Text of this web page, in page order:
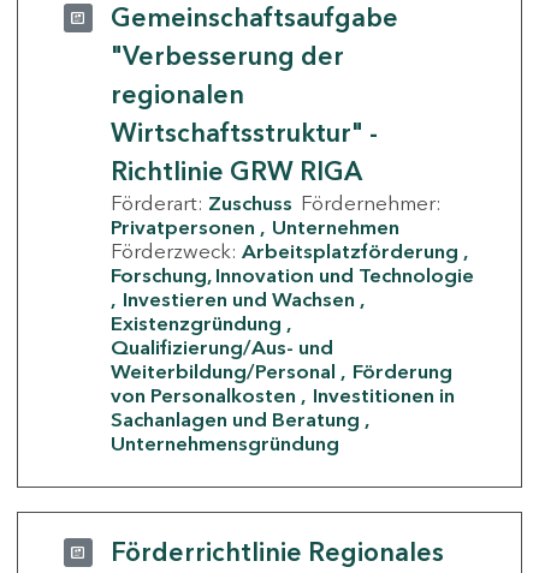
Gemeinschaftsaufgabe
"Verbesserung der
regionalen
Wirtschaftsstruktur" -
Richtlinie GRW RIGA
Förderart: Zuschuss Fördernehmer:
Privatpersonen
Unternehmen
Förderzweck: Arbeitsplatzförderung
Forschung, Innovation und Technologie
Investieren und Wachsen
Existenzgründung
Qualifizierung/Aus- und
Weiterbildung/Personal
Förderung
von Personalkosten
Investitionen in
Sachanlagen und Beratung
Unternehmensgründung
Förderrichtlinie Regionales